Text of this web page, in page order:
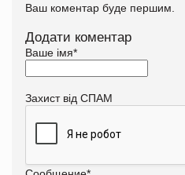
Ваш коментар буде першим.
Додати коментар
Ваше імя*
Захист від СПАМ